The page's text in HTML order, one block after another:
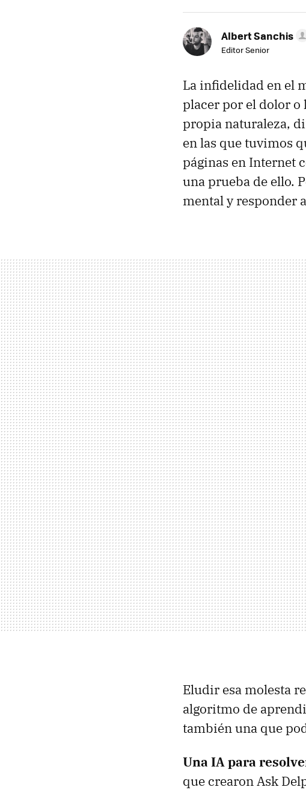
Albert Sanchis
Editor Senior
La infidelidad en el
placer por el dolor o
propia naturaleza,
en las que tuvimos
páginas en Internet
una prueba de ello.
mental y responder
Eludir esa molesta
algoritmo de
también una que
Una IA para
que crearon Ask